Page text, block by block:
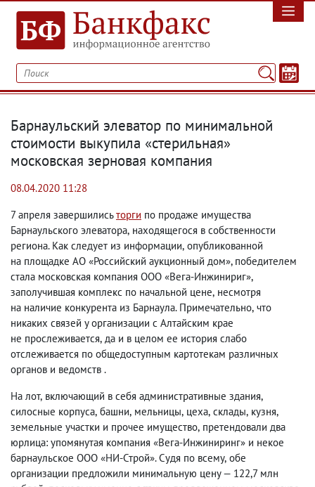
Барнаульский элеватор по минимальной
стоимости выкупила «стерильная»
московская зерновая компания
08.04.2020 11:28
7 апреля завершилисьторги по продаже имущества
Барнаульского элеватора, находящегося в собственности
региона. Как следует из информации, опубликованной
на площадке АО «Российский аукционный дом», победителем
стала московская компания ООО «Вега-Инжинириг»,
заполучившая комплекс по начальной цене, несмотря
на наличие конкурента из Барнаула. Примечательно, что
никаких связей у организации с Алтайским крае
не прослеживается, да и в целом ее история слабо
отслеживается по общедоступным картотекам различных
органов и ведомств .
На лот, включающий в себя административные здания,
силосные корпуса, башни, мельницы, цеха, склады, кузня,
земельные участки и прочее имущество, претендовали два
юрлица: упомянутая компания «Вега-Инжиниринг» и некое
барнаульское ООО «НИ-Строй». Судя по всему, обе
организации предложили минимальную цену — 122,7 млн